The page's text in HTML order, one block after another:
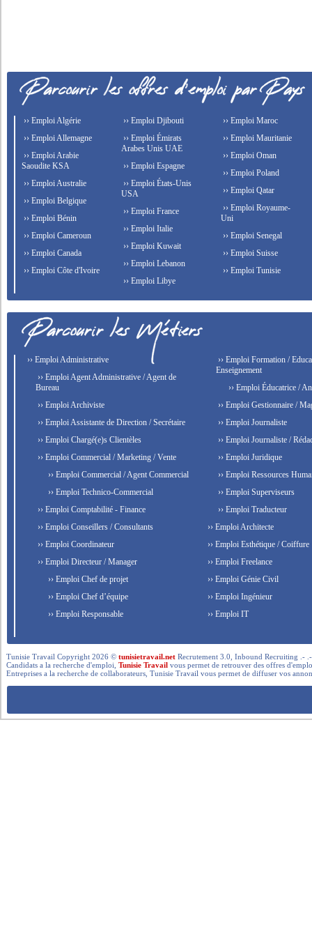
›› Emploi Algérie
›› Emploi Allemagne
›› Emploi Arabie
Saoudite KSA
›› Emploi Australie
›› Emploi Belgique
›› Emploi Bénin
›› Emploi Cameroun
›› Emploi Canada
›› Emploi Côte d'Ivoire
›› Emploi Djibouti
›› Emploi Émirats
Arabes Unis UAE
›› Emploi Espagne
›› Emploi États-Unis
USA
›› Emploi France
›› Emploi Italie
›› Emploi Kuwait
›› Emploi Lebanon
›› Emploi Libye
›› Emploi Maroc
›› Emploi Mauritanie
›› Emploi Oman
›› Emploi Poland
›› Emploi Qatar
›› Emploi Royaume-
Uni
›› Emploi Senegal
›› Emploi Suisse
›› Emploi Tunisie
›› Emploi Administrative
›› Emploi Agent Administrative / Agent de
Bureau
›› Emploi Archiviste
›› Emploi Assistante de Direction / Secrétaire
›› Emploi Chargé(e)s Clientèles
›› Emploi Commercial / Marketing / Vente
›› Emploi Commercial / Agent Commercial
›› Emploi Technico-Commercial
›› Emploi Comptabilité - Finance
›› Emploi Conseillers / Consultants
›› Emploi Coordinateur
›› Emploi Directeur / Manager
›› Emploi Chef de projet
›› Emploi Chef d’équipe
›› Emploi Responsable
›› Emploi Formation /
Enseignement
›› Emploi Éducatrice /
›› Emploi Gestionnaire /
›› Emploi Journaliste
›› Emploi Journaliste /
›› Emploi Juridique
›› Emploi Ressources
›› Emploi Superviseurs
›› Emploi Traducteur
›› Emploi Architecte
›› Emploi Esthétique / Coiffure
›› Emploi Freelance
›› Emploi Génie Civil
›› Emploi Ingénieur
›› Emploi IT
Tunisie Travail Copyright 2026 ©tunisietravail.net Recrutement 3.0, Inbound Recruiting .-
Candidats a la recherche d'emploi,Tunisie Travail vous permet de retrouver des offres
Entreprises a la recherche de collaborateurs, Tunisie Travail vous permet de diffuser vos